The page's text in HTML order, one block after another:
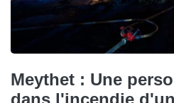
Meythet : Une
dans l'incendie